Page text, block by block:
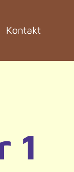
Kontakt
1